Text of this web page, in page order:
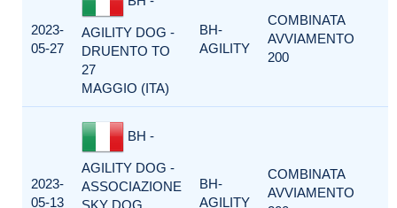
2023-
05-27
AGILITY DOG -
DRUENTO TO
27
MAGGIO (ITA)
BH-
AGILITY
COMBINATA
AVVIAMENTO
200
2023-
05-13
BH -
AGILITY DOG -
ASSOCIAZIONE
SKY DOG
BH-
AGILITY
COMBINATA
AVVIAMENTO